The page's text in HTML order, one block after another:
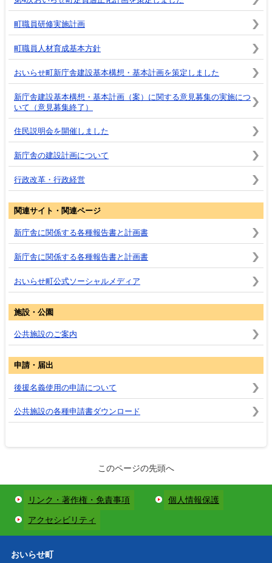
町職員研修実施計画
町職員人材育成基本方針
おいらせ町新庁舎建設基本構想・基本計画を策定しました
新庁舎建設基本構想・基本計画（案）に関する意見募集の実施につ
いて（意見募集終了）
住民説明会を開催しました
新庁舎の建設計画について
行政改革・行政経営
関連サイト・関連ページ
新庁舎に関係する各種報告書と計画書
新庁舎に関係する各種報告書と計画書
おいらせ町公式ソーシャルメディア
施設・公園
公共施設のご案内
申請・届出
後援名義使用の申請について
公共施設の各種申請書ダウンロード
このページの先頭へ
リンク・著作権・免責事項 個人情報保護
アクセシビリティ
おいらせ町